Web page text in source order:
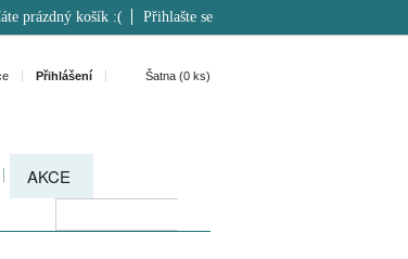
prázdný košík :( Přihlašte se
Přihlášení Šatna (0 ks)
AKCE